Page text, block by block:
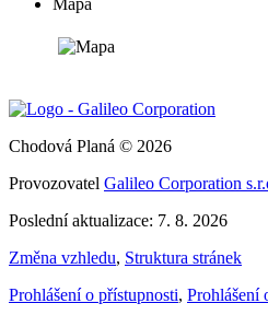
Chodová Planá © 2026
Provozovatel Galileo Corporation
Poslední aktualizace: 7. 8. 2026
Změna vzhledu, Struktura stránek
Prohlášení o přístupnosti, Prohlášení